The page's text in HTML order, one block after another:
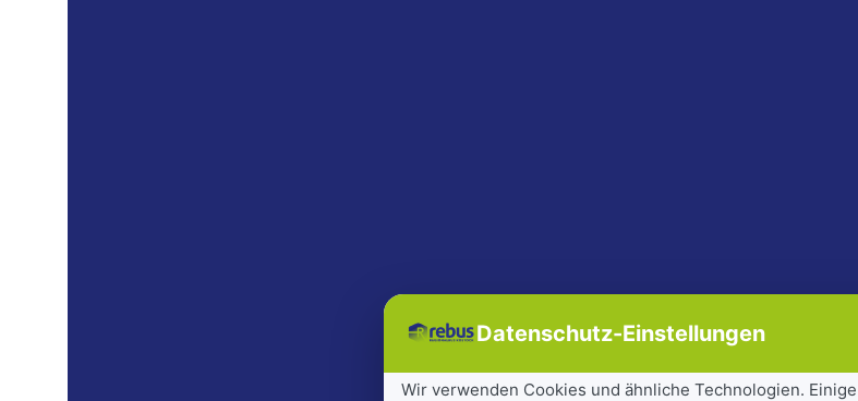
Datenschutz-Einstellungen
Wir verwenden Cookies und ähnliche Technologien.